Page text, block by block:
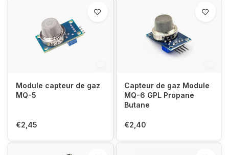
Module capteur de gaz
MQ-5
€2,45
Capteur de gaz Module
MQ-6 GPL Propane
Butane
€2,40